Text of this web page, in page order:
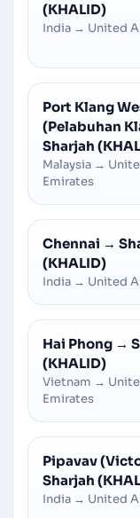
(KHALID)
India → United
Port Klang
(Pelabuhan
Sharjah
Malaysia →
Emirates
Chennai →
(KHALID)
India → United
Hai Phong →
(KHALID)
Vietnam →
Emirates
Pipavav
Sharjah
India → United